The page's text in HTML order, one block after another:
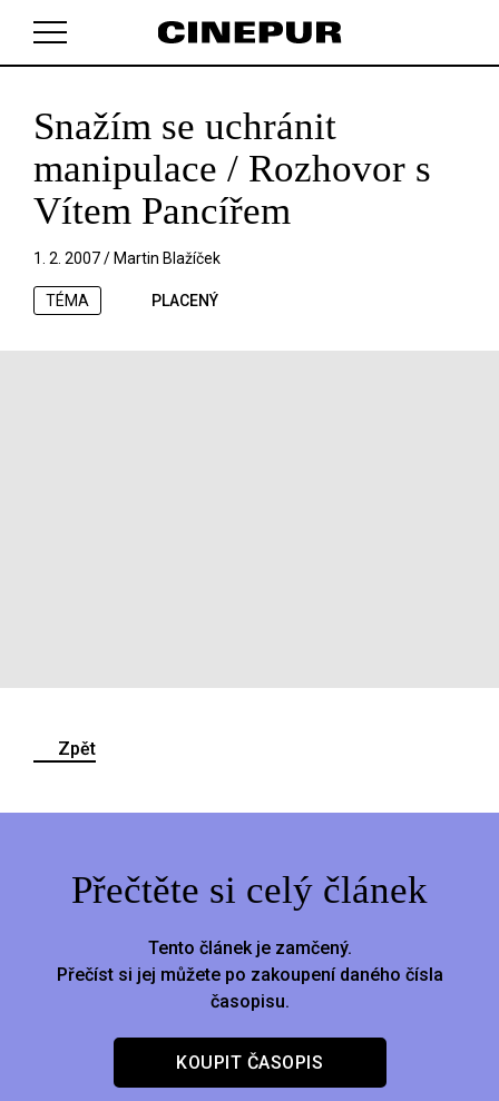
V košíku zatím nemáte žádné položky.
Snažím se uchránit
manipulace / Rozhovor s
Vítem Pancířem
1. 2. 2007 / Martin Blažíček
TÉMA PLACENÝ
Zpět
Přečtěte si celý článek
Tento článek je zamčený.
Přečíst si jej můžete po zakoupení daného čísla
časopisu.
KOUPIT ČASOPIS